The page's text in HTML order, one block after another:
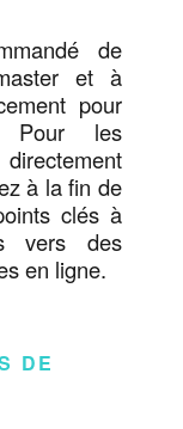
de
et à
pour
Pour les
à la fin de
clés à
vers des
en ligne.
DE